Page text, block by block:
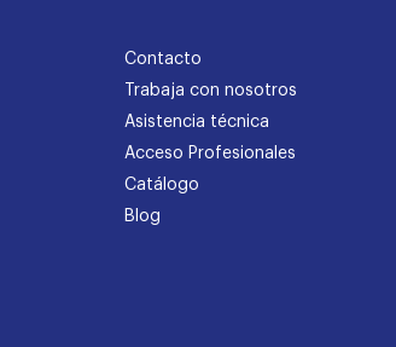
Contacto
Trabaja con nosotros
Asistencia técnica
Acceso Profesionales
Catálogo
Blog